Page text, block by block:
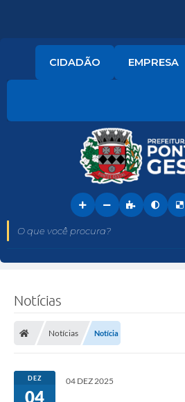
O que você procura?
CIDADÃO EMPRESA
Notícias
Notícias Notícia
DEZ
04
04 DEZ 2025